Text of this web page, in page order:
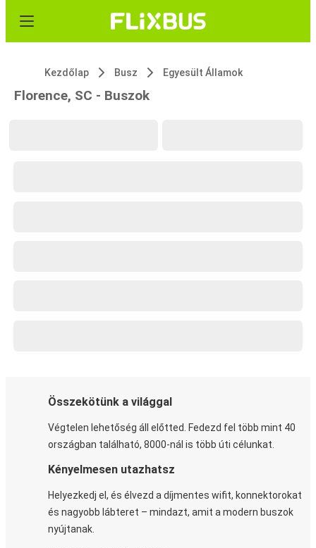
Kezdőlap Busz Egyesült Államok
Florence, SC - Buszok
Összekötünk a világgal
Végtelen lehetőség áll előtted. Fedezd fel több mint 40
országban található, 8000-nál is több úti célunkat.
Kényelmesen utazhatsz
Helyezkedj el, és élvezd a díjmentes wifit, konnektorokat
és nagyobb lábteret – mindazt, amit a modern buszok
nyújtanak.